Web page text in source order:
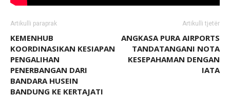
Artikulli paraprak
KEMENHUB
KOORDINASIKAN KESIAPAN
PENGALIHAN
PENERBANGAN DARI
BANDARA HUSEIN
BANDUNG KE KERTAJATI
Artikulli tjetër
ANGKASA PURA AIRPORTS
TANDATANGANI NOTA
KESEPAHAMAN DENGAN
IATA